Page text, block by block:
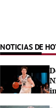
NOTICIAS DE